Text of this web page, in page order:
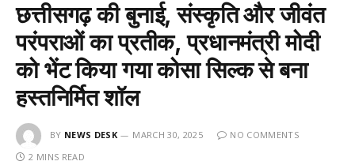
छत्तीसगढ़ की बुनाई, संस्कृति और जीवंत
परंपराओं का प्रतीक, प्रधानमंत्री मोदी
को भेंट किया गया कोसा सिल्क से बना
हस्तनिर्मित शॉल
BY NEWS DESK MARCH 30, 2025
NO COMMENTS
2 MINS READ